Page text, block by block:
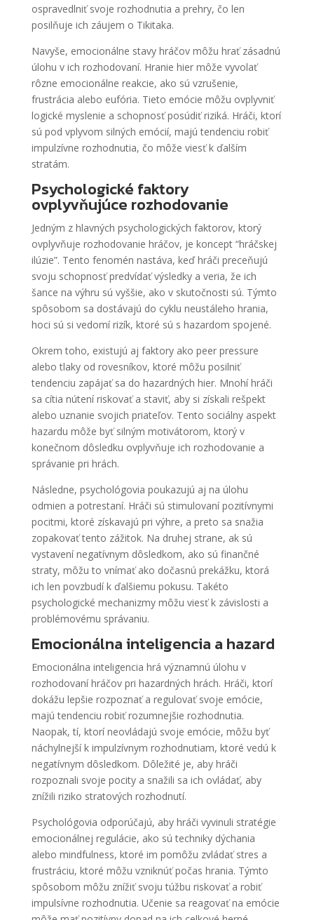
ospravedlniť svoje rozhodnutia a prehry, čo len
posilňuje ich záujem o Tikitaka.
Navyše, emocionálne stavy hráčov môžu hrať zásadnú
úlohu v ich rozhodovaní. Hranie hier môže vyvolať
rôzne emocionálne reakcie, ako sú vzrušenie,
frustrácia alebo eufória. Tieto emócie môžu ovplyvniť
logické myslenie a schopnosť posúdiť riziká. Hráči, ktorí
sú pod vplyvom silných emócií, majú tendenciu robiť
impulzívne rozhodnutia, čo môže viesť k ďalším
stratám.
Psychologické faktory
ovplyvňujúce rozhodovanie
Jedným z hlavných psychologických faktorov, ktorý
ovplyvňuje rozhodovanie hráčov, je koncept “hráčskej
ilúzie”. Tento fenomén nastáva, keď hráči preceňujú
svoju schopnosť predvídať výsledky a veria, že ich
šance na výhru sú vyššie, ako v skutočnosti sú. Týmto
spôsobom sa dostávajú do cyklu neustáleho hrania,
hoci sú si vedomí rizík, ktoré sú s hazardom spojené.
Okrem toho, existujú aj faktory ako peer pressure
alebo tlaky od rovesníkov, ktoré môžu posilniť
tendenciu zapájať sa do hazardných hier. Mnohí hráči
sa cítia nútení riskovať a staviť, aby si získali rešpekt
alebo uznanie svojich priateľov. Tento sociálny aspekt
hazardu môže byť silným motivátorom, ktorý v
konečnom dôsledku ovplyvňuje ich rozhodovanie a
správanie pri hrách.
Následne, psychológovia poukazujú aj na úlohu
odmien a potrestaní. Hráči sú stimulovaní pozitívnymi
pocitmi, ktoré získavajú pri výhre, a preto sa snažia
zopakovať tento zážitok. Na druhej strane, ak sú
vystavení negatívnym dôsledkom, ako sú finančné
straty, môžu to vnímať ako dočasnú prekážku, ktorá
ich len povzbudí k ďalšiemu pokusu. Takéto
psychologické mechanizmy môžu viesť k závislosti a
problémovému správaniu.
Emocionálna inteligencia a hazard
Emocionálna inteligencia hrá významnú úlohu v
rozhodovaní hráčov pri hazardných hrách. Hráči, ktorí
dokážu lepšie rozpoznať a regulovať svoje emócie,
majú tendenciu robiť rozumnejšie rozhodnutia.
Naopak, tí, ktorí neovládajú svoje emócie, môžu byť
náchylnejší k impulzívnym rozhodnutiam, ktoré vedú k
negatívnym dôsledkom. Dôležité je, aby hráči
rozpoznali svoje pocity a snažili sa ich ovládať, aby
znížili riziko stratových rozhodnutí.
Psychológovia odporúčajú, aby hráči vyvinuli stratégie
emocionálnej regulácie, ako sú techniky dýchania
alebo mindfulness, ktoré im pomôžu zvládať stres a
frustráciu, ktoré môžu vzniknúť počas hrania. Týmto
spôsobom môžu znížiť svoju túžbu riskovať a robiť
impulsívne rozhodnutia. Učenie sa reagovať na emócie